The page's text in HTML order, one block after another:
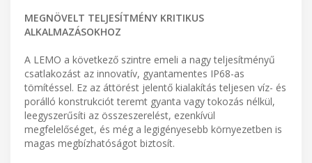
MEGNÖVELT TELJESÍTMÉNY KRITIKUS
ALKALMAZÁSOKHOZ
A LEMO a következő szintre emeli a nagy teljesítményű
csatlakozást az innovatív, gyantamentes IP68-as
tömítéssel. Ez az áttörést jelentő kialakítás teljesen víz- és
porálló konstrukciót teremt gyanta vagy tokozás nélkül,
leegyszerűsíti az összeszerelést, ezenkívül
megfelelőséget, és még a legigényesebb környezetben is
magas megbízhatóságot biztosít.